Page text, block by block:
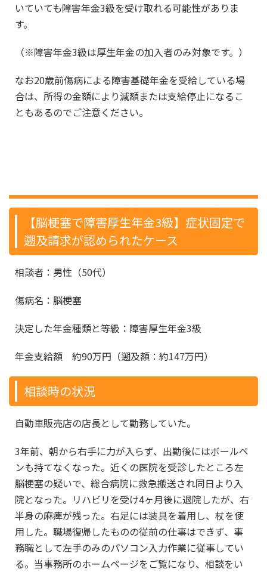
いていても障害年金3級を受け取れる可能性がありま
す。
（※障害年金3級は厚生年金の加入者のみ対象です。）
なお20歳前傷病による障害基礎年金を受給している場
合は、所得の金額により減額または支給停止になるこ
ともあるのでご注意ください。
【脳梗塞で障害厚生年金3級】症状固定で
遡及請求が認められたケース
相談者：男性（50代）
傷病名：脳梗塞
決定した年金種類と等級：障害厚生年金3級
年金支給額 約90万円（遡及額：約147万円）
相談時の状況
自動車販売店の店長として勤務していた。
3年前、朝から右手に力が入らず、出勤後にはボールペ
ンも持てなくなった。近くの医院を受診したところ左
脳梗塞の疑いで、総合病院に救急搬送され同日より入
院となった。リハビリを受け4ヶ月後に退院したが、右
半身の麻痺が残った。右足には装具を着用し、杖を使
用した。職場復帰したものの従前の仕事はできず、事
務職として左手のみのパソコン入力作業に従事してい
る。当事務所のホームページをご覧になり、相談をい